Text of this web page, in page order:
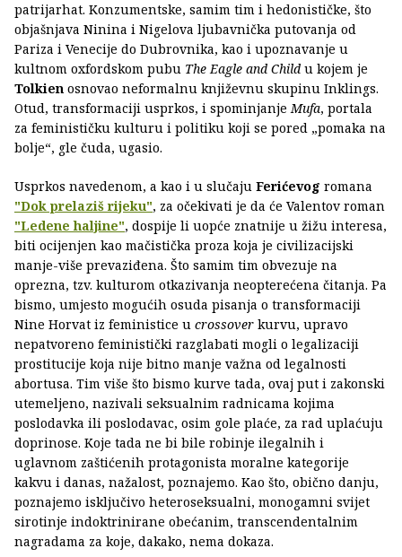
patrijarhat. Konzumentske, samim tim i hedonističke, što
objašnjava Ninina i Nigelova ljubavnička putovanja od
Pariza i Venecije do Dubrovnika, kao i upoznavanje u
kultnom oxfordskom pubu The Eagle and Child u kojem je
Tolkien osnovao neformalnu književnu skupinu Inklings.
Otud, transformaciji usprkos, i spominjanjeMufa, portala
za feminističku kulturu i politiku koji se pored „pomaka na
bolje“, gle čuda, ugasio.
Usprkos navedenom, a kao i u slučaju Ferićevog romana
"Dok prelaziš rijeku", za očekivati je da će Valentov roman
"Ledene haljine", dospije li uopće znatnije u žižu interesa,
biti ocijenjen kao mačistička proza koja je civilizacijski
manje-više prevaziđena. Što samim tim obvezuje na
oprezna, tzv. kulturom otkazivanja neopterećena čitanja. Pa
bismo, umjesto mogućih osuda pisanja o transformaciji
Nine Horvat iz feministice u crossover kurvu, upravo
nepatvoreno feministički razglabati mogli o legalizaciji
prostitucije koja nije bitno manje važna od legalnosti
abortusa. Tim više što bismo kurve tada, ovaj put i zakonski
utemeljeno, nazivali seksualnim radnicama kojima
poslodavka ili poslodavac, osim gole plaće, za rad uplaćuju
doprinose. Koje tada ne bi bile robinje ilegalnih i
uglavnom zaštićenih protagonista moralne kategorije
kakvu i danas, nažalost, poznajemo. Kao što, obično danju,
poznajemo isključivo heteroseksualni, monogamni svijet
sirotinje indoktrinirane obećanim, transcendentalnim
nagradama za koje, dakako, nema dokaza.